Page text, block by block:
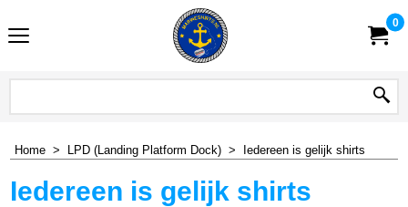
0
Home > LPD (Landing Platform Dock) > Iedereen is gelijk shirts
Iedereen is gelijk shirts